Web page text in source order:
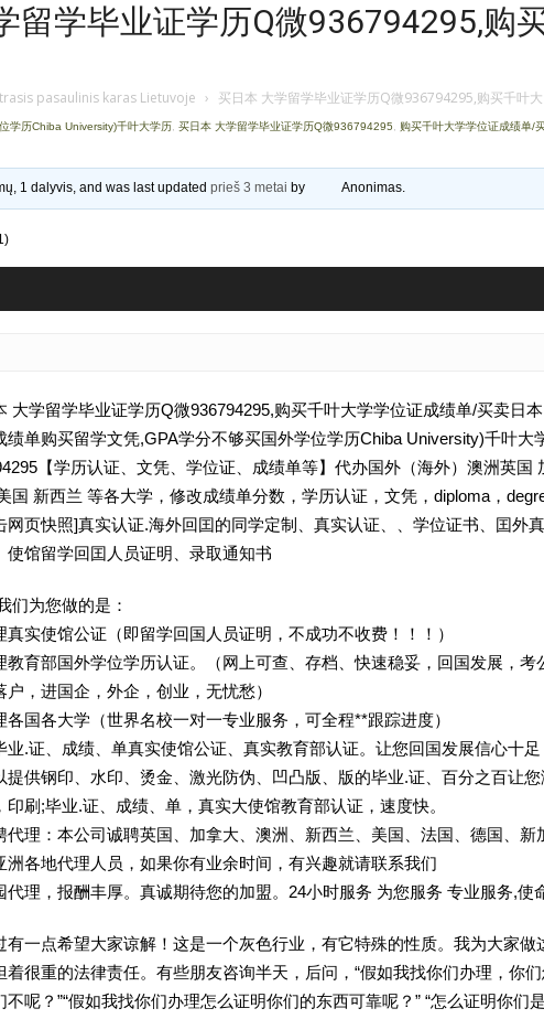
Apkasai.lt
留学毕业证学历Q微936794295,购
pasaulinis karas Lietuvoje › 买日本 大学留学毕业证学历Q微936794295,购买千叶大
学历Chiba University)千叶大学历 买日本 大学留学毕业证学历Q微936794295
购买千叶大学学位证成绩单/
1 dalyvis, and was last updatedprieš 3 metai by Anonimas.
大学留学毕业证学历Q微936794295,购买千叶大学学位证成绩单/买卖日
绩单购买留学文凭,GPA学分不够买国外学位学历Chiba University)千叶大
【学历认证、文凭、学位证、成绩单等】代办国外（海外）澳洲英国
国 新西兰 等各大学，修改成绩单分数，学历认证，文凭，diploma，
网页快照]真实认证.海外回囯的同学定制、真实认证、、学位证书、囯外
使馆留学回囯人员证明、录取通知书
为您做的是：
实使馆公证（即留学回国人员证明，不成功不收费！！！）
育部国外学位学历认证。（网上可查、存档、快速稳妥，回国发展，考
户，进国企，外企，创业，无忧愁）
国各大学（世界名校一对一专业服务，可全程**跟踪进度）
.证、成绩、单真实使馆公证、真实教育部认证。让您回国发展信心十足
供钢印、水印、烫金、激光防伪、凹凸版、版的毕业.证、百分之百让您
印刷;毕业.证、成绩、单，真实大使馆教育部认证，速度快。
理：本公司诚聘英国、加拿大、澳洲、新西兰、美国、法国、德国、新
洲各地代理人员，如果你有业余时间，有兴趣就请联系我们
理，报酬丰厚。真诚期待您的加盟。24小时服务 为您服务 专业服务,使
有一点希望大家谅解！这是一个灰色行业，有它特殊的性质。我为大家做
着很重的法律责任。有些朋友咨询半天，后问，“假如我找你们办理，你
不呢？”“假如我找你们办理怎么证明你们的东西可靠呢？” “怎么证明你们